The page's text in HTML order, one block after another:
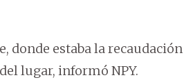
donde estaba la
lugar, informó NPY.